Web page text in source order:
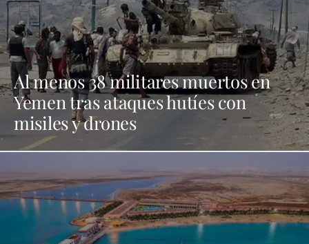
Al menos 38 militares muertos en
Yemen tras ataques hutíes con
misiles y drones